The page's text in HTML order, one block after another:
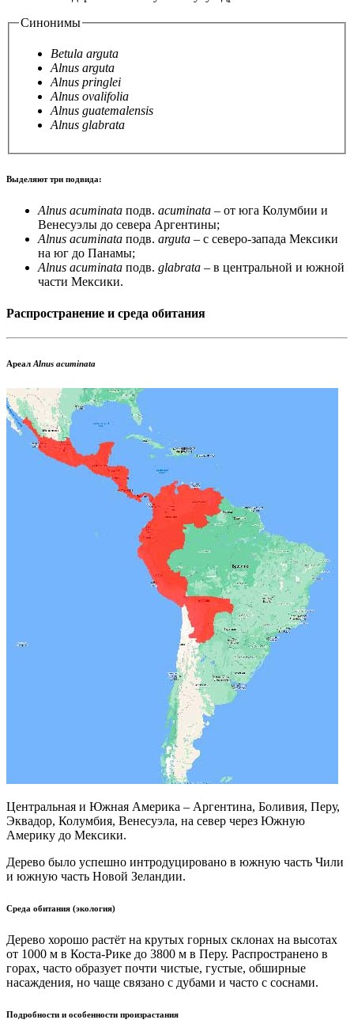
Синонимы
Betula arguta
Alnus arguta
Alnus pringlei
Alnus ovalifolia
Alnus guatemalensis
Alnus glabrata
Выделяют три подвида:
Alnus acuminata подв. acuminata – от юга Колумбии и
Венесуэлы до севера Аргентины;
Alnus acuminata подв. arguta – с северо-запада Мексики
на юг до Панамы;
Alnus acuminata подв. glabrata – в центральной и южной
части Мексики.
Распространение и среда обитания
Ареал Alnus acuminata
Центральная и Южная Америка – Аргентина, Боливия, Перу,
Эквадор, Колумбия, Венесуэла, на север через Южную
Америку до Мексики.
Дерево было успешно интродуцировано в южную часть Чили
и южную часть Новой Зеландии.
Среда обитания (экология)
Дерево хорошо растёт на крутых горных склонах на высотах
от 1000 м в Коста-Рике до 3800 м в Перу. Распространено в
горах, часто образует почти чистые, густые, обширные
насаждения, но чаще связано с дубами и часто с соснами.
Подробности и особенности произрастания